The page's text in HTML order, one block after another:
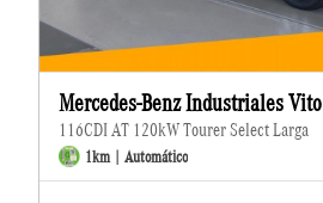
Mercedes-Benz Industriales Vito
116CDI AT 120kW Tourer Select Larga
1km | Automático